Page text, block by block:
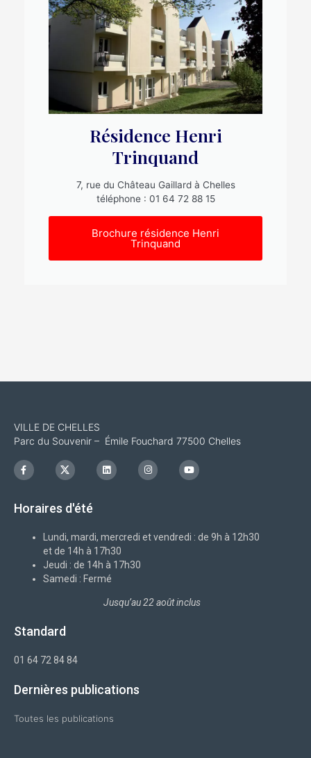
Résidence Henri
Trinquand
7, rue du Château Gaillard à Chelles
téléphone : 01 64 72 88 15
Brochure résidence Henri
Trinquand
VILLE DE CHELLES
Parc du Souvenir – Émile Fouchard 77500 Chelles
F
a
c
o
I
c
o
x
L
i
n
I
n
s
m
Y
o
u
Horaires d'été
Lundi, mardi, mercredi et vendredi : de 9h à 12h30
et de 14h à 17h30
Jeudi : de 14h à 17h30
Samedi : Fermé
Jusqu’au 22 août inclus
Standard
01 64 72 84 84
Dernières publications
Toutes les publications